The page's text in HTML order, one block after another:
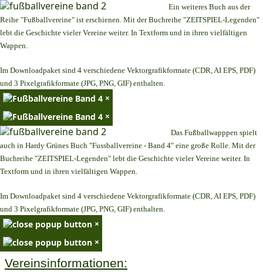
Ein weiteres Buch aus der
Reihe "Fußballvereine" ist erschienen. Mit der Buchreihe "ZEITSPIEL-Legenden"
lebt die Geschichte vieler Vereine weiter. In Textform und in ihren vielfältigen
Wappen.
Im Downloadpaket sind 4 verschiedene Vektorgrafikformate (CDR, AI EPS, PDF)
und 3 Pixelgrafikformate (JPG, PNG, GIF) enthalten.
×
×
Das Fußballwapppen spielt
auch in Hardy Grünes Buch "Fussballvereine - Band 4" eine große Rolle. Mit der
Buchreihe "ZEITSPIEL-Legenden" lebt die Geschichte vieler Vereine weiter. In
Textform und in ihren vielfältigen Wappen.
Im Downloadpaket sind 4 verschiedene Vektorgrafikformate (CDR, AI EPS, PDF)
und 3 Pixelgrafikformate (JPG, PNG, GIF) enthalten.
×
×
Vereinsinformationen: